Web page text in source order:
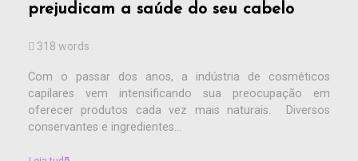
prejudicam a saúde do seu cabelo
318 words
Com o passar dos anos, a indústria de cosméticos
capilares vem intensificando sua preocupação em
oferecer produtos cada vez mais naturais. Diversos
conservantes e ingredientes...